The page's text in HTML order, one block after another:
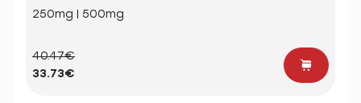
250mg | 500mg
40.47€
33.73€